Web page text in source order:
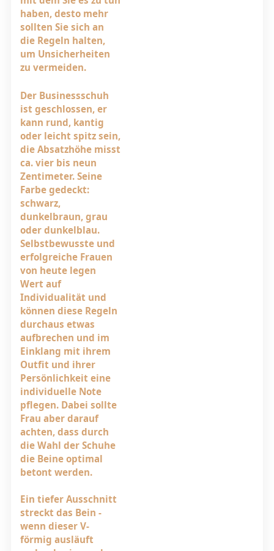
haben, desto mehr
sollten Sie sich an
die Regeln halten,
um Unsicherheiten
zu vermeiden.
Der Businessschuh
ist geschlossen, er
kann rund, kantig
oder leicht spitz sein,
die Absatzhöhe misst
ca. vier bis neun
Zentimeter. Seine
Farbe gedeckt:
schwarz,
dunkelbraun, grau
oder dunkelblau.
Selbstbewusste und
erfolgreiche Frauen
von heute legen
Wert auf
Individualität und
können diese Regeln
durchaus etwas
aufbrechen und im
Einklang mit ihrem
Outfit und ihrer
Persönlichkeit eine
individuelle Note
pflegen. Dabei sollte
Frau aber darauf
achten, dass durch
die Wahl der Schuhe
die Beine optimal
betont werden.
Ein tiefer Ausschnitt
streckt das Bein -
wenn dieser V-
förmig ausläuft